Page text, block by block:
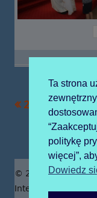
Nawigacja
wpisu
Poprzedni
artykół
2022-06-23
Zawartość
stopki
© 2019 Publiczne
Integracyjnymi
Ta strona
politykę
więcej”,
Dowiedz